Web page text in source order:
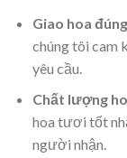
Giao hoa
chúng tôi cam
yêu cầu.
Chất lượng
hoa tươi tốt
người nhận.